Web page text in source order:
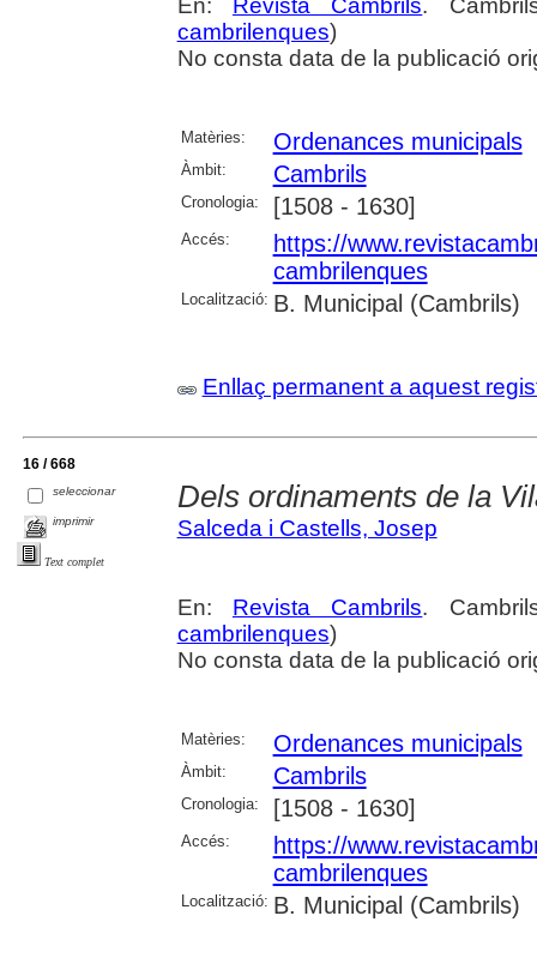
cambrilenques)
No consta data de la publicació
Matèries: Ordenances municipals
Àmbit: Cambrils
Cronologia: [1508 - 1630]
Accés:
https://
cambrilenques
Localització: B. Municipal (Cambrils)
Enllaç permanent a aquest
16 / 668
seleccionar
imprimir
Text complet
Dels ordinaments de la
Salceda i Castells, Josep
En: Revista Cambrils.
cambrilenques)
No consta data de la publicació
Matèries: Ordenances municipals
Àmbit: Cambrils
Cronologia: [1508 - 1630]
Accés:
https://
cambrilenques
Localització: B. Municipal (Cambrils)